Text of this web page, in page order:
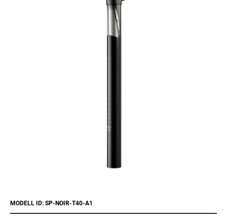
MODELL ID: SP-NOIR-T40-A1